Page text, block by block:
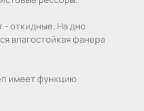
- откидные. На дно
влагостойкая фанера
имеет функцию